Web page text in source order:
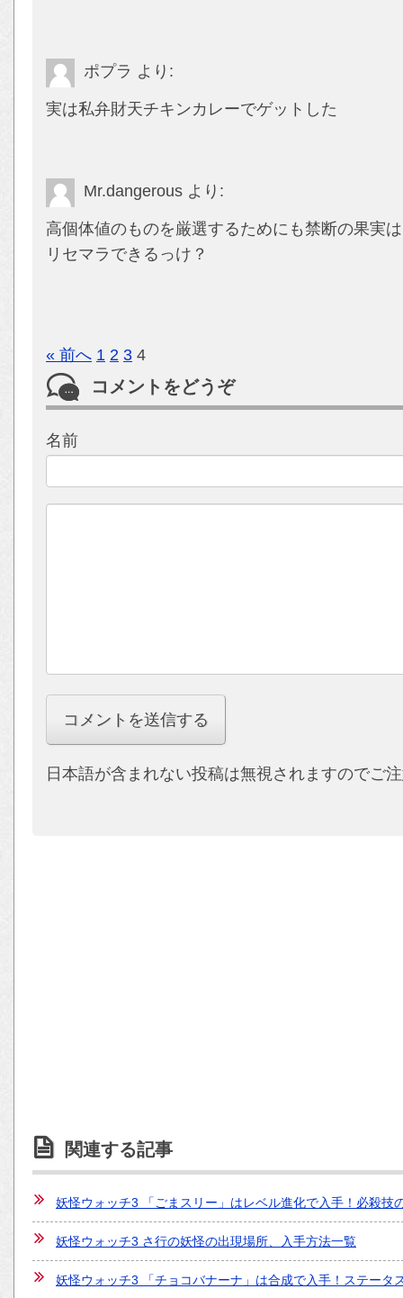
ポプラ より:
実は私弁財天チキンカレーでゲットした
Mr.dangerous より:
高個体値のものを厳選するためにも禁断の果実
リセマラできるっけ？
« 前へ 1 2 3 4
コメントをどうぞ
名前
日本語が含まれない投稿は無視されますのでご
関連する記事
妖怪ウォッチ3 「ごまスリー」はレベル進化で入手！必殺技
妖怪ウォッチ3 さ行の妖怪の出現場所、入手方法一覧
妖怪ウォッチ3 「チョコバナーナ」は合成で入手！ステータ